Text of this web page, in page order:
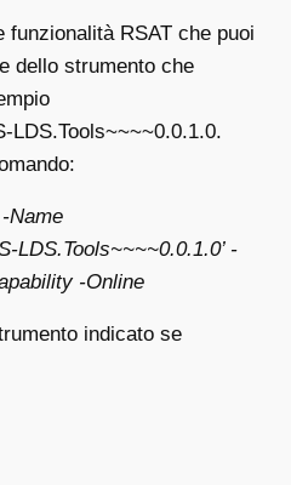
RSAT che puoi
dello strumento che
LDS.Tools~~~~0.0.1.0.
Name
LDS.Tools~~~~0.0.1.0’ -
-Online
indicato se